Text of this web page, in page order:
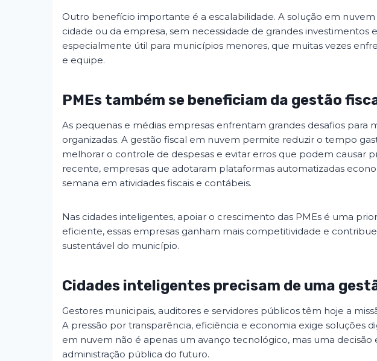
Outro benefício importante é a escalabilidade. A solução em
cidade ou da empresa, sem necessidade de grandes investimentos
especialmente útil para municípios menores, que muitas vezes
e equipe.
PMEs também se beneficiam da gestão
As pequenas e médias empresas enfrentam grandes desafios para
organizadas. A gestão fiscal em nuvem permite reduzir o tempo
melhorar o controle de despesas e evitar erros que podem causar
recente, empresas que adotaram plataformas automatizadas
semana em atividades fiscais e contábeis.
Nas cidades inteligentes, apoiar o crescimento das PMEs é uma
eficiente, essas empresas ganham mais competitividade e
sustentável do município.
Cidades inteligentes precisam de uma
Gestores municipais, auditores e servidores públicos têm hoje a
A pressão por transparência, eficiência e economia exige soluções
em nuvem não é apenas um avanço tecnológico, mas uma decisão
administração pública do futuro.